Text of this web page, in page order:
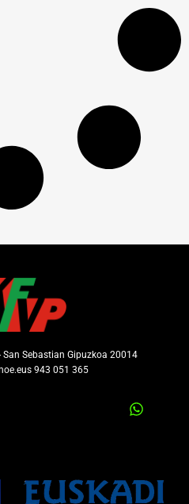
Sebastian Gipuzkoa 20014
943 051 365